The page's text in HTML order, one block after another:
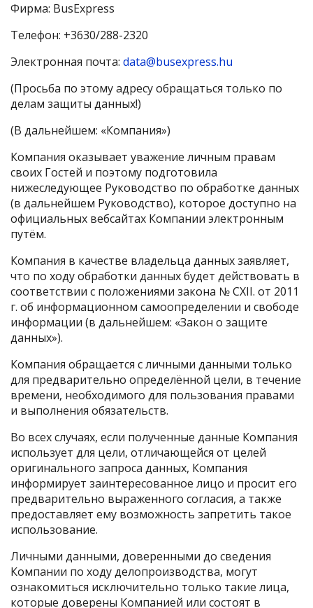
Фирма: BusExpress
Телефон: +3630/288-2320
Электронная почта: data@busexpress.hu
(Просьба по этому адресу обращаться только по
делам защиты данных!)
(В дальнейшем: «Компания»)
Компания оказывает уважение личным правам
своих Гостей и поэтому подготовила
нижеследующее Руководство по обработке данных
(в дальнейшем Руководство), которое доступно на
официальных вебсайтах Компании электронным
путём.
Компания в качестве владельца данных заявляет,
что по ходу обработки данных будет действовать в
соответствии с положениями закона № CXII. от 2011
г. об информационном самоопределении и свободе
информации (в дальнейшем: «Закон о защите
данных»).
Компания обращается с личными данными только
для предварительно определённой цели, в течение
времени, необходимого для пользования правами
и выполнения обязательств.
Во всех случаях, если полученные данные Компания
использует для цели, отличающейся от целей
оригинального запроса данных, Компания
информирует заинтересованное лицо и просит его
предварительно выраженного согласия, а также
предоставляет ему возможность запретить такое
использование.
Личными данными, доверенными до сведения
Компании по ходу делопроизводства, могут
ознакомиться исключительно только такие лица,
которые доверены Компанией или состоят в